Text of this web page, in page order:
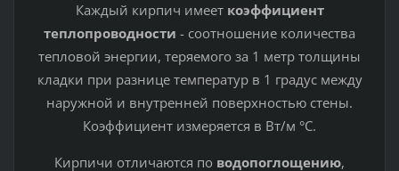
Каждый кирпич имеет коэффициент
теплопроводности - соотношение количества
тепловой энергии, теряемого за 1 метр толщины
кладки при разнице температур в 1 градус между
наружной и внутренней поверхностью стены.
Коэффициент измеряется в Вт/м °С.
Кирпичи отличаются по водопоглощению,